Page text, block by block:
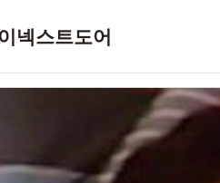
넥스트도어